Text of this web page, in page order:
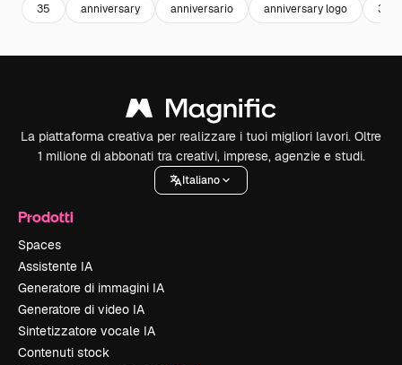
35 anniversary anniversario anniversary logo 35
La piattaforma creativa per realizzare i tuoi migliori lavori. Oltre
1 milione di abbonati tra creativi, imprese, agenzie e studi.
Italiano
Prodotti
Spaces
Assistente IA
Generatore di immagini IA
Generatore di video IA
Sintetizzatore vocale IA
Contenuti stock